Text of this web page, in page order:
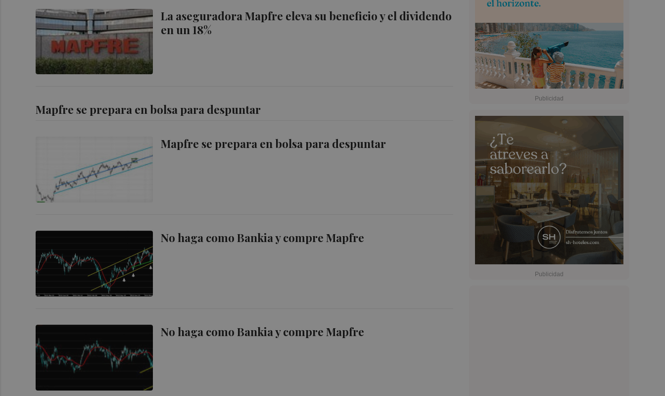
La aseguradora Mapfre eleva su beneficio y el dividendo
en un 18%
Mapfre se prepara en bolsa para despuntar
Mapfre se prepara en bolsa para despuntar
No haga como Bankia y compre Mapfre
No haga como Bankia y compre Mapfre